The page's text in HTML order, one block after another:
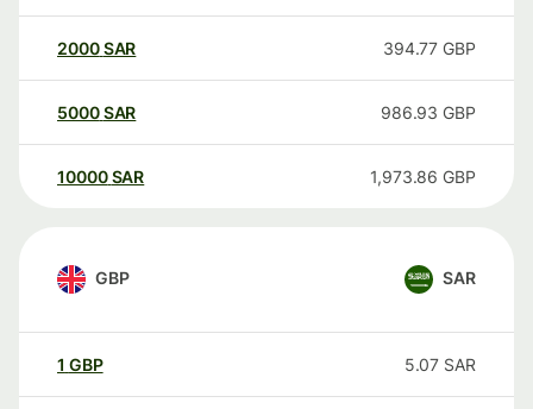
2000SAR 394.77 GBP
5000SAR 986.93 GBP
10000 SAR 1,973.86 GBP
GBP SAR
1 GBP 5.07 SAR